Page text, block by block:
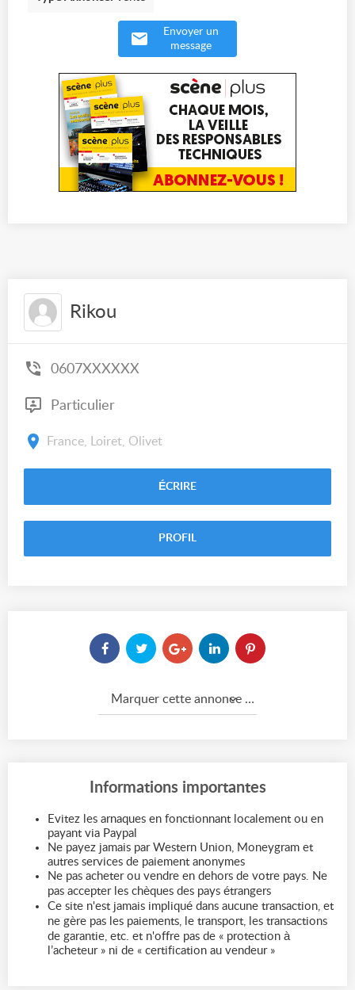
Envoyer un
message
Rikou
0607XXXXXX
Particulier
France, Loiret, Olivet
ÉCRIRE
PROFIL
Marquer cette annonce comme...
Informations importantes
Evitez les arnaques en fonctionnant localement ou en
payant via Paypal
Ne payez jamais par Western Union, Moneygram et
autres services de paiement anonymes
Ne pas acheter ou vendre en dehors de votre pays. Ne
pas accepter les chèques des pays étrangers
Ce site n'est jamais impliqué dans aucune transaction, et
ne gère pas les paiements, le transport, les transactions
de garantie, etc. et n'offre pas de « protection à
l’acheteur » ni de « certification au vendeur »